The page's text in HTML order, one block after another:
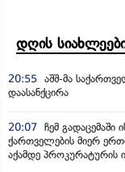
დღის
20:55 აშშ-მა
დაასანქცირა
20:07 ჩემ გადაცემაში
ქართველების მიერ
აქამდე პროკურატურის